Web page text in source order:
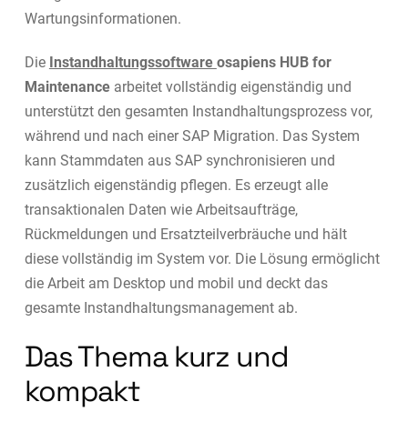
Wartungsinformationen.
Die Instandhaltungssoftware osapiens HUB for
Maintenancearbeitet vollständig eigenständig und
unterstützt den gesamten Instandhaltungsprozess vor,
während und nach einer SAP Migration. Das System
kann Stammdaten aus SAP synchronisieren und
zusätzlich eigenständig pflegen. Es erzeugt alle
transaktionalen Daten wie Arbeitsaufträge,
Rückmeldungen und Ersatzteilverbräuche und hält
diese vollständig im System vor. Die Lösung ermöglicht
die Arbeit am Desktop und mobil und deckt das
gesamte Instandhaltungsmanagement ab.
Das Thema kurz und
kompakt